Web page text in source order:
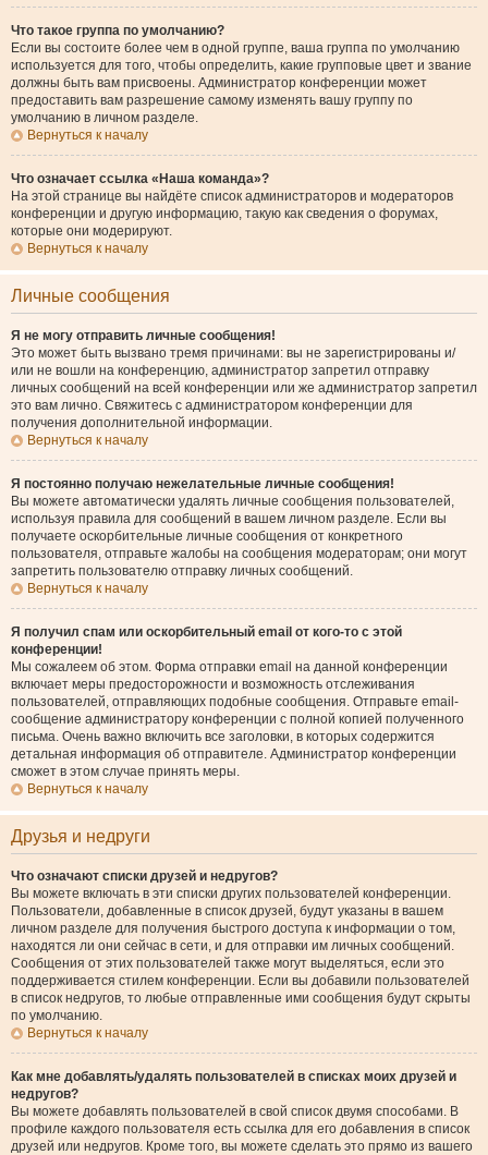
Что такое группа по умолчанию?
Если вы состоите более чем в одной группе, ваша группа по умолчанию
используется для того, чтобы определить, какие групповые цвет и звание
должны быть вам присвоены. Администратор конференции может
предоставить вам разрешение самому изменять вашу группу по
умолчанию в личном разделе.
Вернуться к началу
Что означает ссылка «Наша команда»?
На этой странице вы найдёте список администраторов и модераторов
конференции и другую информацию, такую как сведения о форумах,
которые они модерируют.
Вернуться к началу
Личные сообщения
Я не могу отправить личные сообщения!
Это может быть вызвано тремя причинами: вы не зарегистрированы и/
или не вошли на конференцию, администратор запретил отправку
личных сообщений на всей конференции или же администратор запретил
это вам лично. Свяжитесь с администратором конференции для
получения дополнительной информации.
Вернуться к началу
Я постоянно получаю нежелательные личные сообщения!
Вы можете автоматически удалять личные сообщения пользователей,
используя правила для сообщений в вашем личном разделе. Если вы
получаете оскорбительные личные сообщения от конкретного
пользователя, отправьте жалобы на сообщения модераторам; они могут
запретить пользователю отправку личных сообщений.
Вернуться к началу
Я получил спам или оскорбительный email от кого-то с этой
конференции!
Мы сожалеем об этом. Форма отправки email на данной конференции
включает меры предосторожности и возможность отслеживания
пользователей, отправляющих подобные сообщения. Отправьте email-
сообщение администратору конференции с полной копией полученного
письма. Очень важно включить все заголовки, в которых содержится
детальная информация об отправителе. Администратор конференции
сможет в этом случае принять меры.
Вернуться к началу
Друзья и недруги
Что означают списки друзей и недругов?
Вы можете включать в эти списки других пользователей конференции.
Пользователи, добавленные в список друзей, будут указаны в вашем
личном разделе для получения быстрого доступа к информации о том,
находятся ли они сейчас в сети, и для отправки им личных сообщений.
Сообщения от этих пользователей также могут выделяться, если это
поддерживается стилем конференции. Если вы добавили пользователей
в список недругов, то любые отправленные ими сообщения будут скрыты
по умолчанию.
Вернуться к началу
Как мне добавлять/удалять пользователей в списках моих друзей и
недругов?
Вы можете добавлять пользователей в свой список двумя способами. В
профиле каждого пользователя есть ссылка для его добавления в список
друзей или недругов. Кроме того, вы можете сделать это прямо из вашего